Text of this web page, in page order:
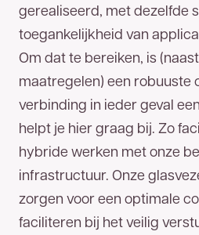
gerealiseerd, met dezelfde
toegankelijkheid van
Om dat te bereiken, is
maatregelen) een robuuste
verbinding in ieder geval
helpt je hier graag bij. Zo
hybride werken met onze
infrastructuur. Onze
zorgen voor een optimale
faciliteren bij het veilig